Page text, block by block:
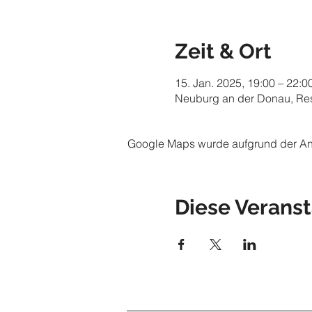
Zeit & Ort
15. Jan. 2025, 19:00 –
Neuburg an der Donau,
Google Maps wurde aufgrund der
Diese